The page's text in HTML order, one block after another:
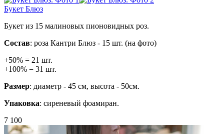
Букет Блюз
Букет из 15 малиновых пионовидных роз.
Состав: роза Кантри Блюз - 15 шт. (на фото)
+50% = 21 шт.
+100% = 31 шт.
Размер: диаметр - 45 см, высота - 50см.
Упаковка: сиреневый фоамиран.
7 100